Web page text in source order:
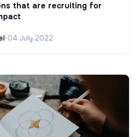
that are recruiting for
•04 July 2022